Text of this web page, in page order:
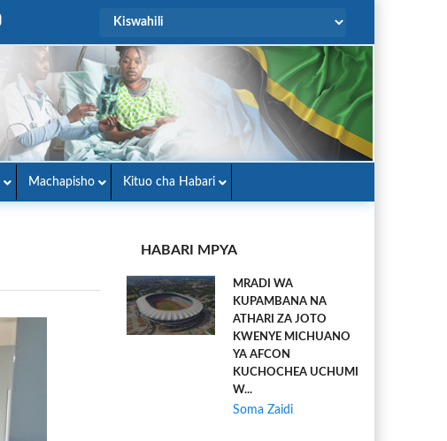
Machapisho Kituo cha Habari
HABARI MPYA
MRADI WA
KUPAMBANA NA
ATHARI ZA JOTO
KWENYE MICHUANO
YA AFCON
KUCHOCHEA UCHUMI
W...
Soma Zaidi